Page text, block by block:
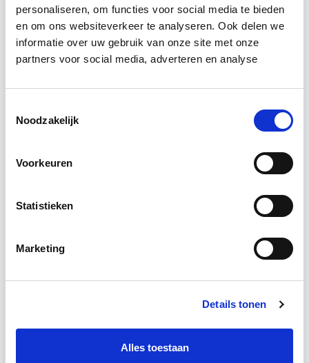
personaliseren, om functies voor social media te bieden
en om ons websiteverkeer te analyseren. Ook delen we
informatie over uw gebruik van onze site met onze
partners voor social media, adverteren en analyse
Noodzakelijk
Voorkeuren
Statistieken
Marketing
Details tonen
Alles toestaan
Relevant bij dit artikel
Circulair Bouwen
bouweconomie volledig circulair is. Dit betekent
Lees verder
18 lesdagen lesdag(en)
4 uur per week zelfstudie
Eerstvolgende startdatum